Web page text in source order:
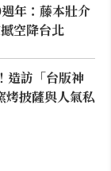
年：藤本壯介
空降台北
造訪「台版神
烤披薩與人氣私